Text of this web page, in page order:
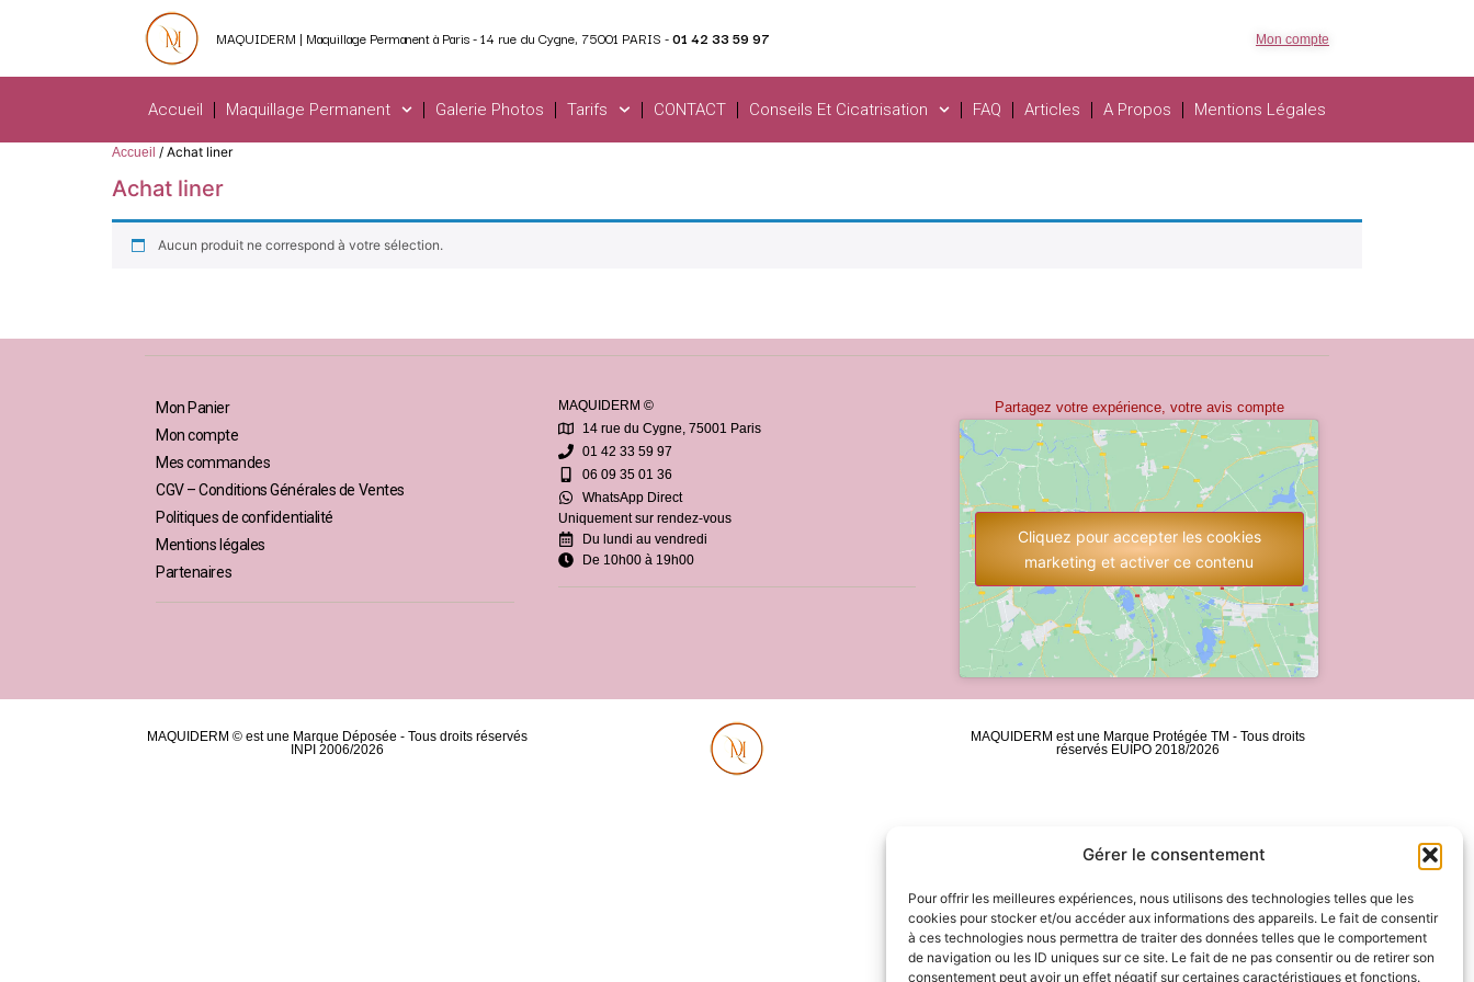
Gérer le consentement
Pour offrir les meilleures expériences, nous utilisons des technologies telles que les
cookies pour stocker et/ou accéder aux informations des appareils. Le fait de consentir
à ces technologies nous permettra de traiter des données telles que le comportement
de navigation ou les ID uniques sur ce site. Le fait de ne pas consentir ou de retirer son
consentement peut avoir un effet négatif sur certaines caractéristiques et fonctions.
MAQUIDERM | Maquillage Permanent à Paris - 14 rue du Cygne, 75001 PARIS -01 42 33 59 97 Mon compte
Accueil Maquillage Permanent Galerie Photos Tarifs CONTACT Conseils Et Cicatrisation FAQ Articles A Propos Mentions Légales
Accueil / Achat liner
Achat liner
Aucun produit ne correspond à votre sélection.
Mon Panier
Mon compte
Mes commandes
CGV – Conditions Générales de Ventes
Politiques de confidentialité
Mentions légales
Partenaires
MAQUIDERM ©
14 rue du Cygne, 75001 Paris
01 42 33 59 97
06 09 35 01 36
WhatsApp Direct
Uniquement sur rendez-vous
Du lundi au vendredi
De 10h00 à 19h00
Partagez votre expérience, votre avis compte
Cliquez pour accepter les cookies
marketing et activer ce contenu
MAQUIDERM © est une Marque Déposée - Tous droits réservés
INPI 2006/2026
MAQUIDERM est une Marque Protégée TM - Tous droits
réservés EUIPO 2018/2026